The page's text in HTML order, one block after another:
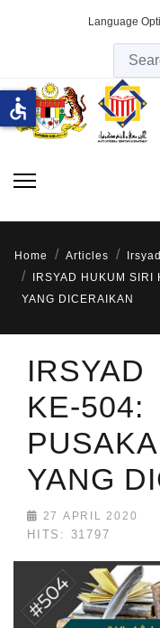
Language
Home Articles
IRSYAD HUKUM
YANG DICERAIKAN
KE-
YANG
27 APRIL 2020
HITS: 31797
accessible